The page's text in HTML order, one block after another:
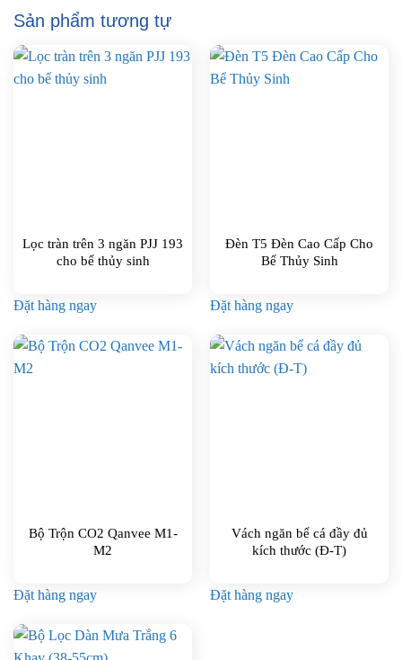
Sản phẩm tương tự
Lọc tràn trên 3 ngăn PJJ 193
cho bể thủy sinh
Đặt hàng ngay
Đèn T5 Đèn Cao Cấp Cho
Bể Thủy Sinh
Đặt hàng ngay
Bộ Trộn CO2 Qanvee M1-
M2
Đặt hàng ngay
Vách ngăn bể cá đầy đủ
kích thước (Đ-T)
Đặt hàng ngay